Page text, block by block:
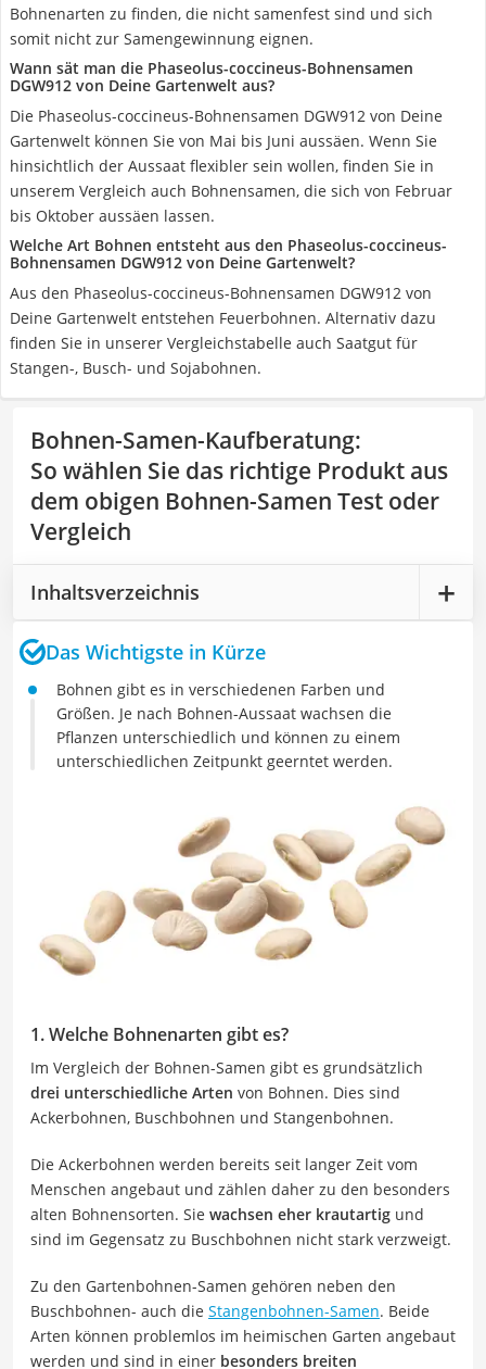
Bohnenarten zu finden, die nicht samenfest sind und sich
somit nicht zur Samengewinnung eignen.
Wann sät man die Phaseolus-coccineus-Bohnensamen
DGW912 von Deine Gartenwelt aus?
Die Phaseolus-coccineus-Bohnensamen DGW912 von Deine
Gartenwelt können Sie von Mai bis Juni aussäen. Wenn Sie
hinsichtlich der Aussaat flexibler sein wollen, finden Sie in
unserem Vergleich auch Bohnensamen, die sich von Februar
bis Oktober aussäen lassen.
Welche Art Bohnen entsteht aus den Phaseolus-coccineus-
Bohnensamen DGW912 von Deine Gartenwelt?
Aus den Phaseolus-coccineus-Bohnensamen DGW912 von
Deine Gartenwelt entstehen Feuerbohnen. Alternativ dazu
finden Sie in unserer Vergleichstabelle auch Saatgut für
Stangen-, Busch- und Sojabohnen.
Bohnen-Samen-Kaufberatung:
So wählen Sie das richtige Produkt aus
dem obigen Bohnen-Samen Test oder
Vergleich
Inhaltsverzeichnis
Das Wichtigste in Kürze
Bohnen gibt es in verschiedenen Farben und
Größen. Je nach Bohnen-Aussaat wachsen die
Pflanzen unterschiedlich und können zu einem
unterschiedlichen Zeitpunkt geerntet werden.
1. Welche Bohnenarten gibt es?
Im Vergleich der Bohnen-Samen gibt es grundsätzlich
drei unterschiedliche Arten von Bohnen. Dies sind
Ackerbohnen, Buschbohnen und Stangenbohnen.
Die Ackerbohnen werden bereits seit langer Zeit vom
Menschen angebaut und zählen daher zu den besonders
alten Bohnensorten. Sie wachsen eher krautartig und
sind im Gegensatz zu Buschbohnen nicht stark verzweigt.
Zu den Gartenbohnen-Samen gehören neben den
Buschbohnen- auch die Stangenbohnen-Samen. Beide
Arten können problemlos im heimischen Garten angebaut
werden und sind in einer besonders breiten